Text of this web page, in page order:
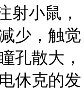
射小鼠，
少，触觉
孔散大，
休克的发